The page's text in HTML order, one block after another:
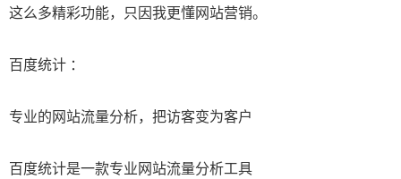
这么多精彩功能，只因我更懂网站营销。
百度统计 ：
专业的网站流量分析，把访客变为客户
百度统计是一款专业网站流量分析工具